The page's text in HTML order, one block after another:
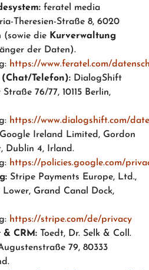
feratel media
Theresien-Straße 8, 6020
(sowie die Kurverwaltung
der Daten).
https://www.feratel.com/
(Chat/Telefon): DialogShift
76/77, 10115 Berlin,
https://www.dialogshift.com/
Google Ireland Limited, Gordon
Dublin 4, Irland.
https://policies.google.com/
Stripe Payments Europe, Ltd.,
Grand Canal Dock,
https://stripe.com/de/privacy
CRM: Toedt, Dr. Selk & Coll.
79, 80333